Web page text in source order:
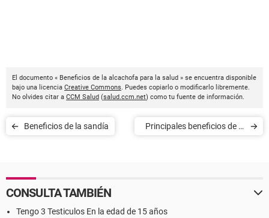
El documento « Beneficios de la alcachofa para la salud » se encuentra disponible
bajo una licencia Creative Commons. Puedes copiarlo o modificarlo libremente.
No olvides citar a CCM Salud (salud.ccm.net) como tu fuente de información.
Beneficios de la sandía
Principales beneficios de la
CONSULTA TAMBIÉN
Tengo 3 Testiculos En la edad de 15 años